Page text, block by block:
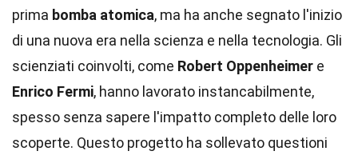
prima bomba atomica, ma ha anche segnato l'inizio
di una nuova era nella scienza e nella tecnologia. Gli
scienziati coinvolti, come Robert Oppenheimer e
Enrico Fermi, hanno lavorato instancabilmente,
spesso senza sapere l'impatto completo delle loro
scoperte. Questo progetto ha sollevato questioni